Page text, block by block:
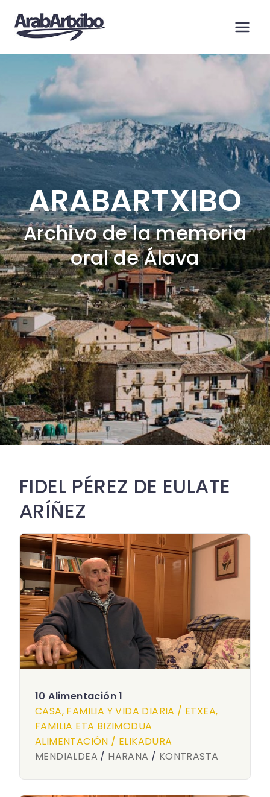
contenido
ARABARTXIBO
Archivo de la memoria
oral de Álava
FIDEL PÉREZ DE EULATE
ARÍÑEZ
10 Alimentación 1
CASA, FAMILIA Y VIDA DIARIA / ETXEA,
FAMILIA ETA BIZIMODUA
ALIMENTACIÓN / ELIKADURA
MENDIALDEA / HARANA / KONTRASTA